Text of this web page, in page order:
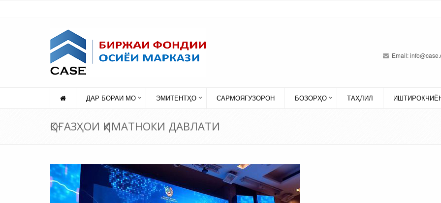
Email:
ДАР БОРАИ МО ЭМИТЕНТҲО САРМОЯГУЗОРОН БОЗОРҲО ТАҲЛИЛ
ҚОҒАЗҲОИ ҚИМАТНОКИ ДАВЛАТИ